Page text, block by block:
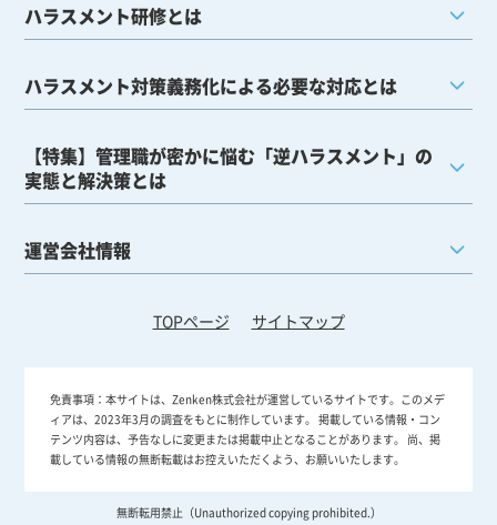
ハラスメント研修とは
ハラスメント対策義務化による必要な対応とは
【特集】管理職が密かに悩む「逆ハラスメント」の
実態と解決策とは
運営会社情報
TOPページ サイトマップ
免責事項： 本サイトは、Zenken株式会社が運営しているサイトです。このメデ
ィアは、2023年3月の調査をもとに制作しています。 掲載している情報・コン
テンツ内容は、予告なしに変更または掲載中止となることがあります。 尚、掲
載している情報の無断転載はお控えいただくよう、お願いいたします。
無断転用禁止（Unauthorized copying prohibited.）